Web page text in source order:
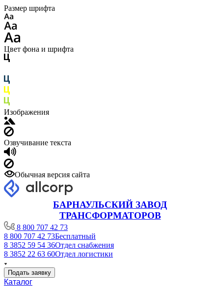
Размер шрифта
Цвет фона и шрифта
Изображения
Озвучивание текста
Обычная версия сайта
БАРНАУЛЬСКИЙ ЗАВОД
ТРАНСФОРМАТОРОВ
8 800 707 42 73
8 800 707 42 73Бесплатный
8 3852 59 54 36Отдел снабжения
8 3852 22 63 60Отдел логистики
Подать заявку
Каталог